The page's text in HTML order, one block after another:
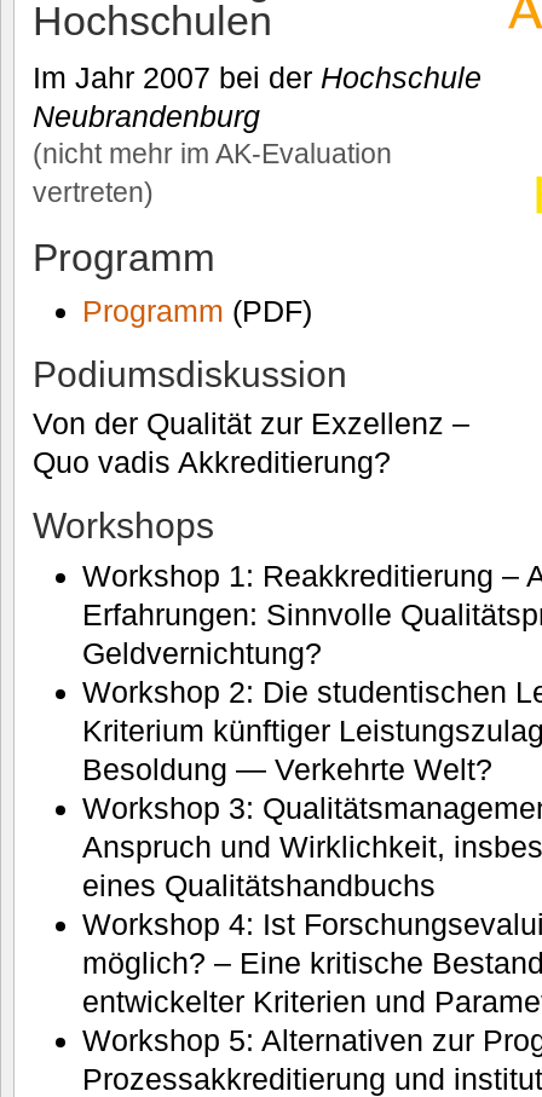
Hochschulen
Im Jahr 2007 bei der Hochschule
Neubrandenburg
(nicht mehr im AK-Evaluation
vertreten)
Programm
Programm (PDF)
Podiumsdiskussion
Von der Qualität zur Exzellenz –
Quo vadis Akkreditierung?
Workshops
Workshop 1: Reakkreditierung –
Erfahrungen: Sinnvolle
Geldvernichtung?
Workshop 2: Die studentischen
Kriterium künftiger
Besoldung — Verkehrte Welt?
Workshop 3:
Anspruch und Wirklichkeit,
eines Qualitätshandbuchs
Workshop 4: Ist
möglich? – Eine kritische
entwickelter Kriterien und
Workshop 5: Alternativen zur
Prozessakkreditierung und